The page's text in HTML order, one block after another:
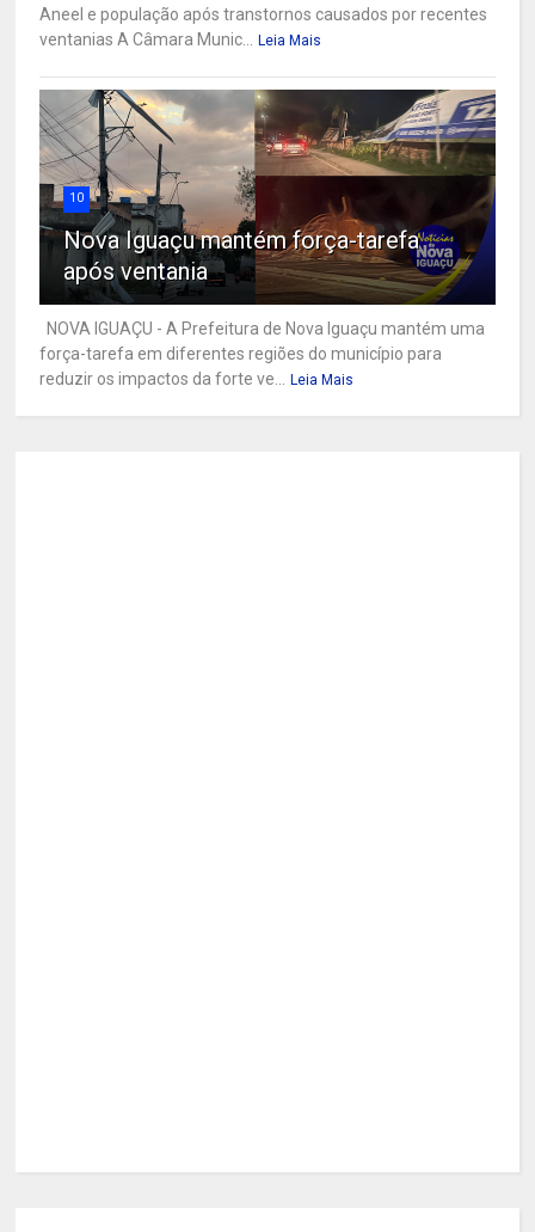
Aneel e população após transtornos causados por recentes
ventanias A Câmara Munic...
Leia Mais
10
Nova Iguaçu mantém força-tarefa
após ventania
NOVA IGUAÇU - A Prefeitura de Nova Iguaçu mantém uma
força-tarefa em diferentes regiões do município para
reduzir os impactos da forte ve...
Leia Mais